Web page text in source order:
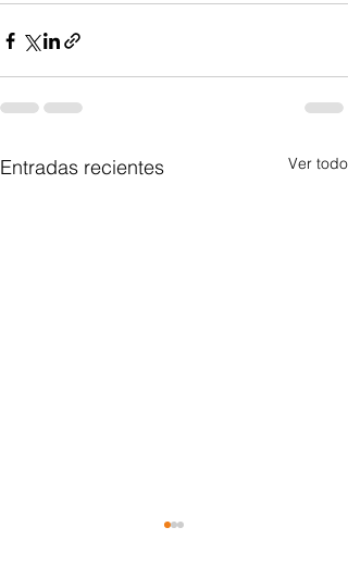
Entradas recientes Ver todo